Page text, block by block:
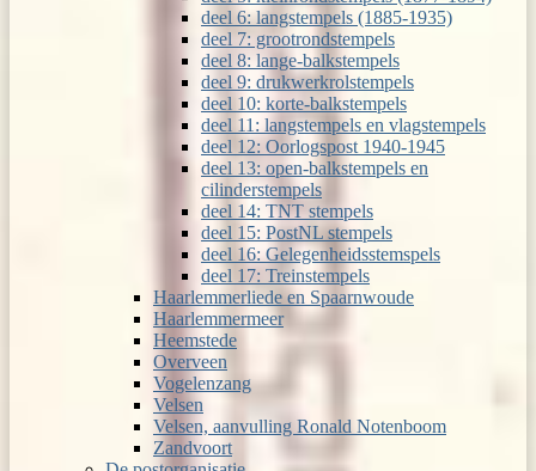
deel 6: langstempels (1885-1935)
deel 7: grootrondstempels
deel 8: lange-balkstempels
deel 9: drukwerkrolstempels
deel 10: korte-balkstempels
deel 11: langstempels en vlagstempels
deel 12: Oorlogspost 1940-1945
deel 13: open-balkstempels en
cilinderstempels
deel 14: TNT stempels
deel 15: PostNL stempels
deel 16: Gelegenheidsstemspels
deel 17: Treinstempels
Haarlemmerliede en Spaarnwoude
Haarlemmermeer
Heemstede
Overveen
Vogelenzang
Velsen
Velsen, aanvulling Ronald Notenboom
Zandvoort